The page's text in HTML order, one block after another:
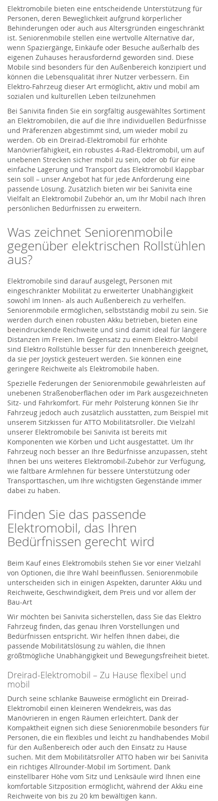
Elektromobile bieten eine entscheidende Unterstützung für
Personen, deren Beweglichkeit aufgrund körperlicher
Behinderungen oder auch aus Altersgründen eingeschränkt
ist. Seniorenmobile stellen eine wertvolle Alternative dar,
wenn Spaziergänge, Einkäufe oder Besuche außerhalb des
eigenen Zuhauses herausfordernd geworden sind. Diese
Mobile sind besonders für den Außenbereich konzipiert und
können die Lebensqualität ihrer Nutzer verbessern. Ein
Elektro-Fahrzeug dieser Art ermöglicht, aktiv und mobil am
sozialen und kulturellen Leben teilzunehmen
Bei Sanivita finden Sie ein sorgfältig ausgewähltes Sortiment
an Elektromobilen, die auf die Ihre individuellen Bedürfnisse
und Präferenzen abgestimmt sind, um wieder mobil zu
werden. Ob ein Dreirad-Elektromobil für erhöhte
Manövrierfähigkeit, ein robustes 4-Rad-Elektromobil, um auf
unebenen Strecken sicher mobil zu sein, oder ob für eine
einfache Lagerung und Transport das Elektromobil klappbar
sein soll – unser Angebot hat für jede Anforderung eine
passende Lösung. Zusätzlich bieten wir bei Sanivita eine
Vielfalt an Elektromobil Zubehör an, um Ihr Mobil nach Ihren
persönlichen Bedürfnissen zu erweitern.
Was zeichnet Seniorenmobile
gegenüber elektrischen Rollstühlen
aus?
Elektromobile sind darauf ausgelegt, Personen mit
eingeschränkter Mobilität zu erweiterter Unabhängigkeit
sowohl im Innen- als auch Außenbereich zu verhelfen.
Seniorenmobile ermöglichen, selbstständig mobil zu sein. Sie
werden durch einen robusten Akku betrieben, bieten eine
beeindruckende Reichweite und sind damit ideal für längere
Distanzen im Freien. Im Gegensatz zu einem Elektro-Mobil
sind Elektro Rollstühle besser für den Innenbereich geeignet,
da sie per Joystick gesteuert werden. Sie können eine
geringere Reichweite als Elektromobile haben.
Spezielle Federungen der Seniorenmobile gewährleisten auf
unebenen Straßenoberflächen oder im Park ausgezeichneten
Sitz- und Fahrkomfort. Für mehr Polsterung können Sie Ihr
Fahrzeug jedoch auch zusätzlich ausstatten, zum Beispiel mit
unserem Sitzkissen für ATTO Mobilitätsroller. Die Vielzahl
unserer Elektromobile bei Sanivita ist bereits mit
Komponenten wie Körben und Licht ausgestattet. Um Ihr
Fahrzeug noch besser an Ihre Bedürfnisse anzupassen, steht
Ihnen bei uns weiteres Elektromobil-Zubehör zur Verfügung,
wie faltbare Armlehnen für bessere Unterstützung oder
Transporttaschen, um Ihre wichtigsten Gegenstände immer
dabei zu haben.
Finden Sie das passende
Elektromobil, das Ihren
Bedürfnissen gerecht wird
Beim Kauf eines Elektromobils stehen Sie vor einer Vielzahl
von Optionen, die Ihre Wahl beeinflussen. Seniorenmobile
unterscheiden sich in einigen Aspekten, darunter Akku und
Reichweite, Geschwindigkeit, dem Preis und vor allem der
Bau-Art
Wir möchten bei Sanivita sicherstellen, dass Sie das Elektro
Fahrzeug finden, das genau Ihren Vorstellungen und
Bedürfnissen entspricht. Wir helfen Ihnen dabei, die
passende Mobilitätslösung zu wählen, die Ihnen
größtmögliche Unabhängigkeit und Bewegungsfreiheit bietet.
Dreirad-Elektromobil – Zu Hause flexibel und
mobil
Durch seine schlanke Bauweise ermöglicht ein Dreirad-
Elektromobil einen kleineren Wendekreis, was das
Manövrieren in engen Räumen erleichtert. Dank der
Kompaktheit eignen sich diese Seniorenmobile besonders für
Personen, die ein flexibles und leicht zu handhabendes Mobil
für den Außenbereich oder auch den Einsatz zu Hause
suchen. Mit dem Mobilitätsroller ATTO haben wir bei Sanivita
ein richtiges Allrounder-Mobil im Sortiment. Dank
einstellbarer Höhe vom Sitz und Lenksäule wird Ihnen eine
komfortable Sitzposition ermöglicht, während der Akku eine
Reichweite von bis zu 20 km bewältigen kann.